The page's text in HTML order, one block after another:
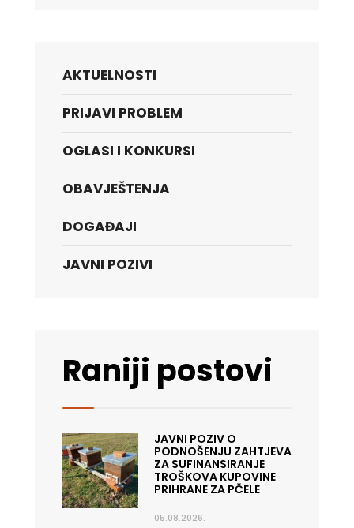
AKTUELNOSTI
PRIJAVI PROBLEM
OGLASI I KONKURSI
OBAVJEŠTENJA
DOGAĐAJI
JAVNI POZIVI
Raniji postovi
JAVNI POZIV O
PODNOŠENJU ZAHTJEVA
ZA SUFINANSIRANJE
TROŠKOVA KUPOVINE
PRIHRANE ZA PČELE
05.08.2026.